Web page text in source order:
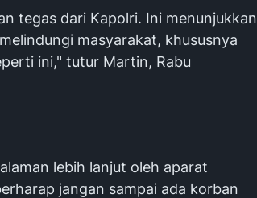
tegas dari Kapolri. Ini menunjukkan
masyarakat, khususnya
ini," tutur Martin, Rabu
lebih lanjut oleh aparat
jangan sampai ada korban